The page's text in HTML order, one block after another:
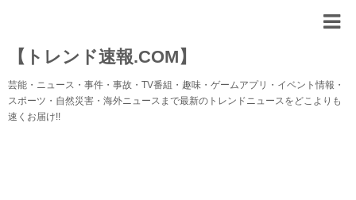
【トレンド速報.COM】
芸能・ニュース・事件・事故・TV番組・趣味・ゲームアプリ・イベント情報・
スポーツ・自然災害・海外ニュースまで最新のトレンドニュースをどこよりも
速くお届け!!